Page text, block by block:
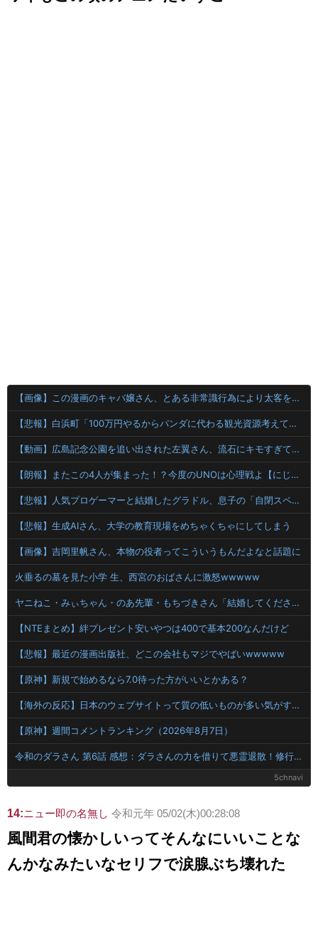
【画像】この漫画のキャバ嬢さん、とある非常識行為により太客を逃してしまうwww
【悲報】白浜町「100万円やるからパンダに代わる観光資源考えてくれ」
【動画】広島記念公園を追い出された左翼さん、流石にキモすぎて炎上
【朗報】またこの4人が集まった！？今度のUNOは心理戦よ【にじさんじ/える】
【悲報】人気プロゲーマーと結婚したグラドル、息子の「自閉スペクトラム症」診断にショックで泣く
【悲報】生成AIさん、大学の教育現場をめちゃくちゃにしてしまう
【画像】吉岡里帆さん、本物の役者ってこういうもんだよなと話題に
火垂るの墓を見た小学 生、西宮のおばさんに激怒wwwww
ヤニねこ・みぃちゃん・のあ先輩・もちづきさん「結婚してください！」←どうする？
【NTEまとめ】絆プレゼント安いやつは400で基本200なんだけど
【悲報】最近の漫画出版社、どこの会社もマジでやばいwwwww
【原神】新規で始めるなら7.0待った方がいいとかある？
【海外の反応】日本のウェブサイトって質の低いものが多い気がする → 「日本のIT業界は色々と問題があるからな」「ゲームのUIは優れてるのに不思議」
【原神】週間コメントランキング（2026年8月7日）
令和のダラさん 第6話 感想：ダラさんの力を借りて悪霊退散！修行すれば本当に悪霊ハンターになれそう！
5chnavi
14:ニュー即の名無し 令和元年 05/02(木)00:28:08
風間君の懐かしいってそんなにいいことな
んかなみたいなセリフで涙腺ぶち壊れた